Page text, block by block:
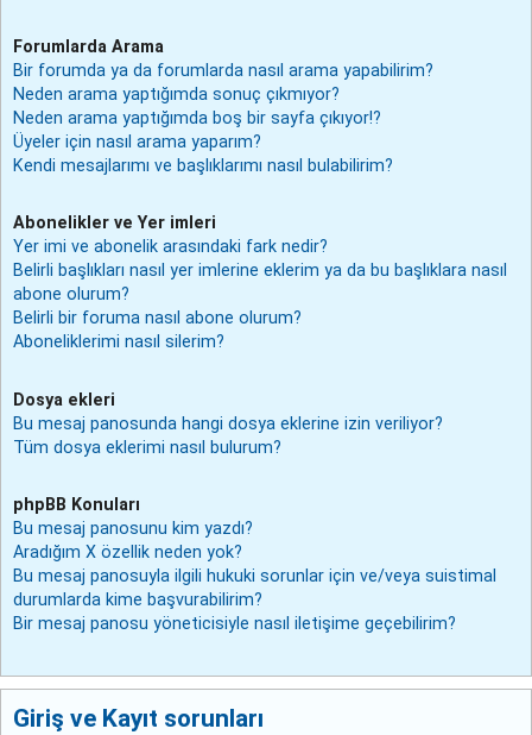
Forumlarda Arama
Bir forumda ya da forumlarda nasıl arama yapabilirim?
Neden arama yaptığımda sonuç çıkmıyor?
Neden arama yaptığımda boş bir sayfa çıkıyor!?
Üyeler için nasıl arama yaparım?
Kendi mesajlarımı ve başlıklarımı nasıl bulabilirim?
Abonelikler ve Yer imleri
Yer imi ve abonelik arasındaki fark nedir?
Belirli başlıkları nasıl yer imlerine eklerim ya da bu başlıklara nasıl
abone olurum?
Belirli bir foruma nasıl abone olurum?
Aboneliklerimi nasıl silerim?
Dosya ekleri
Bu mesaj panosunda hangi dosya eklerine izin veriliyor?
Tüm dosya eklerimi nasıl bulurum?
phpBB Konuları
Bu mesaj panosunu kim yazdı?
Aradığım X özellik neden yok?
Bu mesaj panosuyla ilgili hukuki sorunlar için ve/veya suistimal
durumlarda kime başvurabilirim?
Bir mesaj panosu yöneticisiyle nasıl iletişime geçebilirim?
Giriş ve Kayıt sorunları